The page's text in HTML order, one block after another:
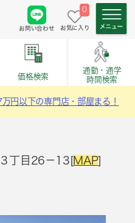
お問い合わせ
0
お気に入り
価格検索
通勤・通学
時間検索
円以下の専門店・部屋まる！
丁目26－13[MAP]